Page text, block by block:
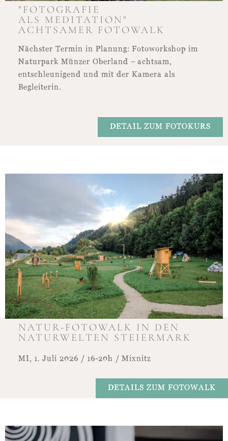
"FOTOGRAFIE
ALS MEDITATION"
ACHTSAMER FOTOWALK
Nächster Termin in Planung: Fotoworkshop im
Naturpark Münzer Oberland – achtsam,
entschleunigend und mit der Kamera als
Begleiterin.
DETAIL ZUM FOTOKURS
NATUR-FOTOWALK IN DEN
NATURWELTEN STEIERMARK
MI, 1. Juli 2026 / 16-20h / Mixnitz​
DETAILS ZUM FOTOWALK